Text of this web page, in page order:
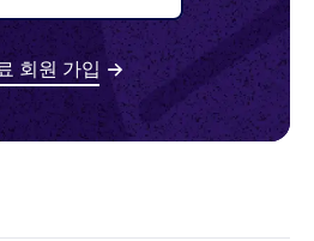
한 데이터 활용 사례와 예
법을 잘 알고 있습니다.
분석, SKAdNetwork 측
회원 가입